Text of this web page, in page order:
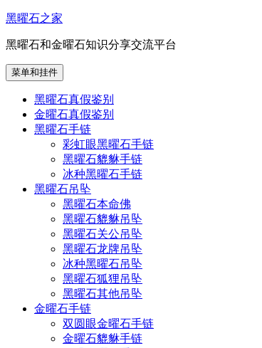
跳
内
容
黑曜石之家
黑曜石和金曜石知识分享交流平台
菜单和挂件
黑曜石真假鉴别
金曜石真假鉴别
黑曜石手链
彩虹眼黑曜石手链
黑曜石貔貅手链
冰种黑曜石手链
黑曜石吊坠
黑曜石本命佛
黑曜石貔貅吊坠
黑曜石关公吊坠
黑曜石龙牌吊坠
冰种黑曜石吊坠
黑曜石狐狸吊坠
黑曜石其他吊坠
金曜石手链
双圆眼金曜石手链
金曜石貔貅手链